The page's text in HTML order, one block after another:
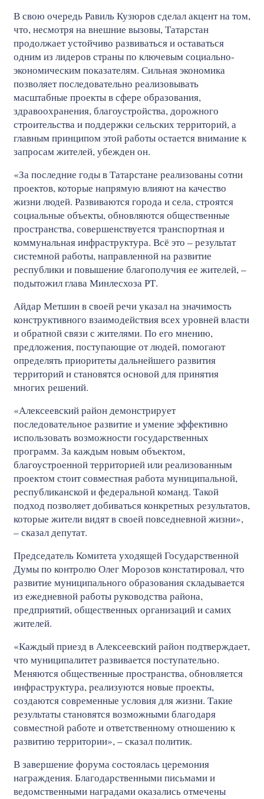
В свою очередь Равиль Кузюров сделал акцент на том,
что, несмотря на внешние вызовы, Татарстан
продолжает устойчиво развиваться и оставаться
одним из лидеров страны по ключевым социально-
экономическим показателям. Сильная экономика
позволяет последовательно реализовывать
масштабные проекты в сфере образования,
здравоохранения, благоустройства, дорожного
строительства и поддержки сельских территорий, а
главным принципом этой работы остается внимание к
запросам жителей, убежден он.
«За последние годы в Татарстане реализованы сотни
проектов, которые напрямую влияют на качество
жизни людей. Развиваются города и села, строятся
социальные объекты, обновляются общественные
пространства, совершенствуется транспортная и
коммунальная инфраструктура. Всё это – результат
системной работы, направленной на развитие
республики и повышение благополучия ее жителей, –
подытожил глава Минлесхоза РТ.
Айдар Метшин в своей речи указал на значимость
конструктивного взаимодействия всех уровней власти
и обратной связи с жителями. По его мнению,
предложения, поступающие от людей, помогают
определять приоритеты дальнейшего развития
территорий и становятся основой для принятия
многих решений.
«Алексеевский район демонстрирует
последовательное развитие и умение эффективно
использовать возможности государственных
программ. За каждым новым объектом,
благоустроенной территорией или реализованным
проектом стоит совместная работа муниципальной,
республиканской и федеральной команд. Такой
подход позволяет добиваться конкретных результатов,
которые жители видят в своей повседневной жизни»,
– сказал депутат.
Председатель Комитета уходящей Государственной
Думы по контролю Олег Морозов констатировал, что
развитие муниципального образования складывается
из ежедневной работы руководства района,
предприятий, общественных организаций и самих
жителей.
«Каждый приезд в Алексеевский район подтверждает,
что муниципалитет развивается поступательно.
Меняются общественные пространства, обновляется
инфраструктура, реализуются новые проекты,
создаются современные условия для жизни. Такие
результаты становятся возможными благодаря
совместной работе и ответственному отношению к
развитию территории», – сказал политик.
В завершение форума состоялась церемония
награждения. Благодарственными письмами и
ведомственными наградами оказались отмечены